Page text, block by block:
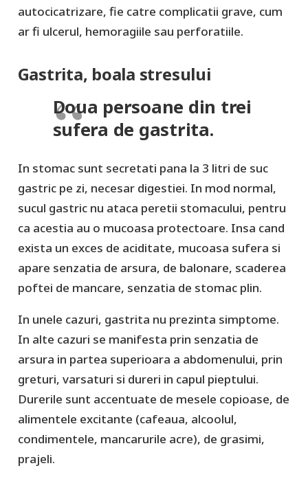
autocicatrizare, fie catre complicatii grave, cum
ar fi ulcerul, hemoragiile sau perforatiile.
Gastrita, boala stresului
Doua persoane din trei
sufera de gastrita.
In stomac sunt secretati pana la 3 litri de suc
gastric pe zi, necesar digestiei. In mod normal,
sucul gastric nu ataca peretii stomacului, pentru
ca acestia au o mucoasa protectoare. Insa cand
exista un exces de aciditate, mucoasa sufera si
apare senzatia de arsura, de balonare, scaderea
poftei de mancare, senzatia de stomac plin.
In unele cazuri, gastrita nu prezinta simptome.
In alte cazuri se manifesta prin senzatia de
arsura in partea superioara a abdomenului, prin
greturi, varsaturi si dureri in capul pieptului.
Durerile sunt accentuate de mesele copioase, de
alimentele excitante (cafeaua, alcoolul,
condimentele, mancarurile acre), de grasimi,
prajeli.